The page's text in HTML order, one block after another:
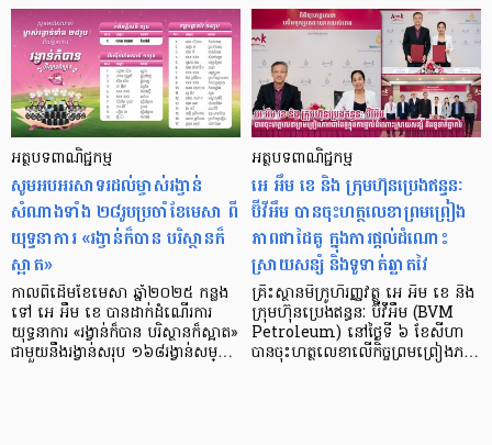
អត្ថបទពាណិជ្ជកម្ម
សូមអបអរសាទរដល់ម្ចាស់រង្វាន់
សំណាងទាំង ២៨រូបប្រចាំខែមេសា ពី
យុទ្ធនាការ «រង្វាន់ក៏បាន បរិស្ថានក៏
ស្អាត»
កាលពីដើមខែមេសា ឆ្នាំ២០២៥ កន្លង
ទៅ អេ អឹម ខេ បានដាក់ដំណើរការ
យុទ្ធនាការ «រង្វាន់ក៏បាន បរិស្ថានក៏ស្អាត»
ជាមួយនឹងរង្វាន់សរុប ១៦៨រង្វាន់សម្…
អត្ថបទពាណិជ្ជកម្ម
អេ អឹម ខេ និង ក្រុមហ៊ុនប្រេងឥន្ធនៈ
ប៊ីវីអឹម បានចុះហត្ថលេខាព្រមព្រៀង
ភាពជាដៃគូ ក្នុងការផ្តល់ដំណោះ
ស្រាយសន្សំ និងទូទាត់ឆ្លាតវៃ
គ្រឹះស្ថានមីក្រូហិរញ្ញវត្ថុ អេ អឹម ខេ និង
ក្រុមហ៊ុនប្រេងឥន្ធនៈ ប៊ីវីអឹម (BVM
Petroleum) នៅថ្ងៃទី ៦ ខែសីហា
បានចុះហត្ថលេខាលើកិច្ចព្រមព្រៀងភ…